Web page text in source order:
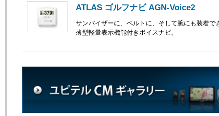
ATLAS ゴルフナビ AGN-Voice2
サンバイザーに、ベルトに、そして腕にも装着で
薄型軽量表示機能付きボイスナビ。